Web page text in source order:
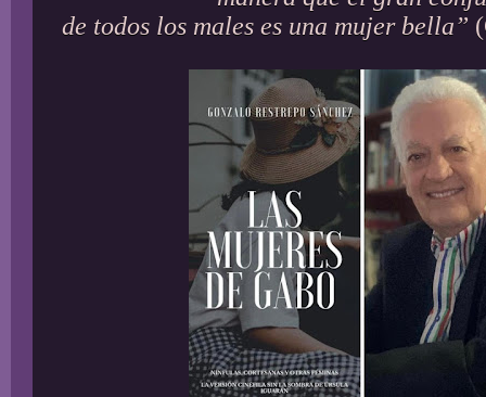
de todos los males es una mujer bella”